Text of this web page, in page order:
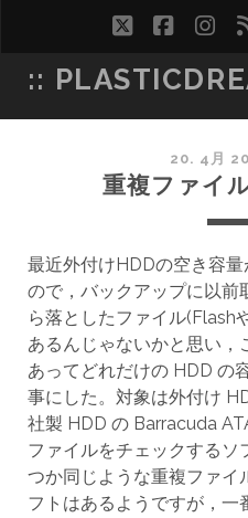
twitter
::
20. 4月
重複ファイ
最近外付けHDDの空き容
ので，バックアップに以前
ら落としたファイル(Flash
あるんじゃないかと思い
あってどれだけの HDD の
事にした。対象は外付け
社製 HDD の Barracuda
ファイルをチェックするソ
つか同じような重複ファイ
フトはあるようですが，一